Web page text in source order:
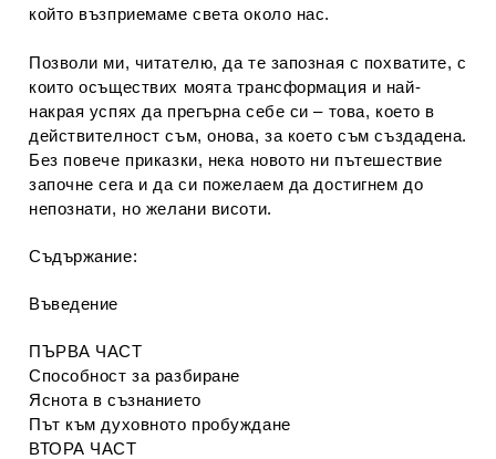
който възприемаме света около нас.
Позволи ми, читателю, да те запозная с похватите, с
които осъществих моята трансформация и най-
накрая успях да прегърна себе си – това, което в
действителност съм, онова, за което съм създадена.
Без повече приказки, нека новото ни пътешествие
започне сега и да си пожелаем да достигнем до
непознати, но желани висоти.
Съдържание:
Въведение
ПЪРВА ЧАСТ
Способност за разбиране
Яснота в съзнанието
Път към духовното пробуждане
ВТОРА ЧАСТ